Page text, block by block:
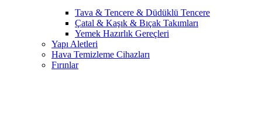
Tava & Tencere & Düdüklü Tencere
Çatal & Kaşık & Bıçak Takımları
Yemek Hazırlık Gereçleri
Yapı Aletleri
Hava Temizleme Cihazları
Fırınlar